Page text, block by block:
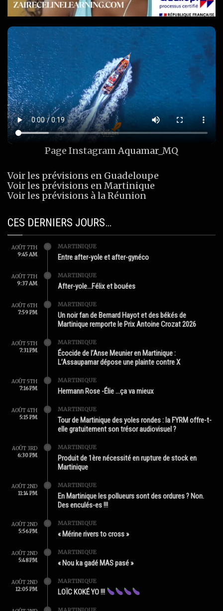
Page InstagramAquamar_MQ
Voir les prévisions en Guadeloupe
Voir les prévisions en Martinique
Voir les prévisions à la Réunion
CES DERNIERS JOURS…
AOÛT 7TH
9:45 AM
MARTINIQUE
Entre after-yole et after-gynéco
AOÛT 7TH
9:37 AM
MARTINIQUE
After-yole…Félix et bouées
AOÛT 6TH
7:59 PM
MARTINIQUE
Un noir fan de Bernard Hayot et des békés de
Martinique remporte le Prix Antoine Crozat 2026
AOÛT 5TH
7:31 PM
MARTINIQUE
Écocide de l’Anse Meunier en Martinique :
L’Assaupamar dépose une plainte contre X
AOÛT 5TH
7:16 PM
MARTINIQUE
Hermann Rose -Élie …ça va mieux
AOÛT 4TH
5:15 PM
MARTINIQUE
Tour de Martinique des yoles rondes : la FYRM offre-t-
elle gratuitement son trésor audiovisuel ?
AOÛT 3RD
6:30 PM
MARTINIQUE
Produit de 1ère nécessité en rupture de stock en
Martinique
AOÛT 2ND
11:14 PM
MARTINIQUE
En Martinique les pollueurs sont des ordures ? Non.
Des enculés-es !!!
AOÛT 2ND
5:56 PM
MARTINIQUE
« Mérine rivers to cross »
AOÛT 2ND
5:48 PM
MARTINIQUE
« Nou ka gadé MAS pasé »
AOÛT 2ND
12:05 PM
MARTINIQUE
LOÏC KOKÉ YO !!!